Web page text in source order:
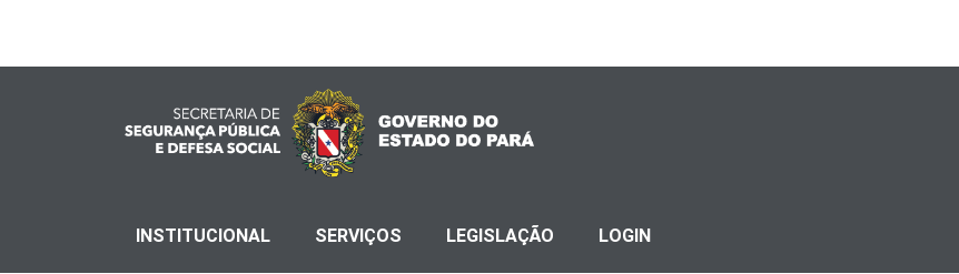
INSTITUCIONAL SERVIÇOS LEGISLAÇÃO LOGIN